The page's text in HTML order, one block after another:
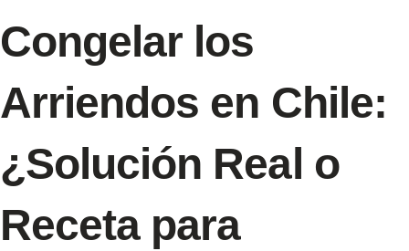
Congelar los
Arriendos en Chile:
¿Solución Real o
Receta para